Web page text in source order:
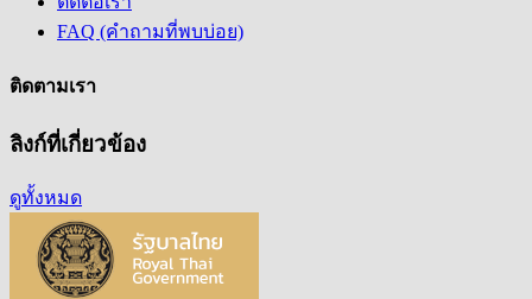
FAQ (คำถามที่พบบ่อย)
ติดตามเรา
ลิงก์ที่เกี่ยวข้อง
ดูทั้งหมด